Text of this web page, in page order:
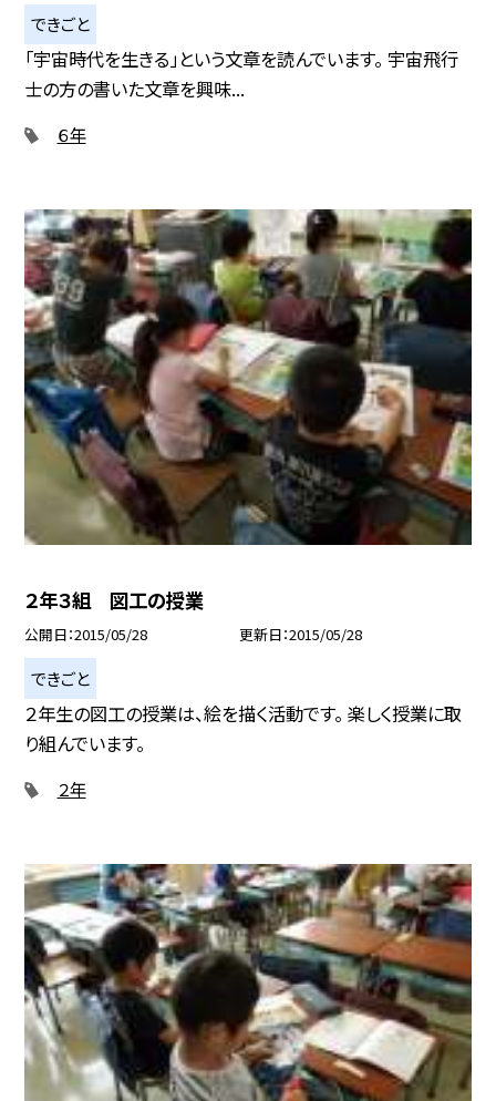
できごと
「宇宙時代を生きる」という文章を読んでいます。 宇宙飛行
士の方の書いた文章を興味...
６年
２年３組 図工の授業
公開日 2015/05/28 更新日 2015/05/28
できごと
２年生の図工の授業は、絵を描く活動です。 楽しく授業に取
り組んでいます。
２年